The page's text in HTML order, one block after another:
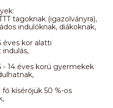
tagoknak (igazolványra),
indulóknak, diákoknak,
éves kor alatti
indulás,
- 14 éves korú gyermekek
kísérőjük 50 %-os